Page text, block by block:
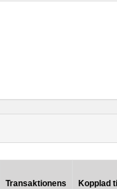
Transaktionens
Kopplad